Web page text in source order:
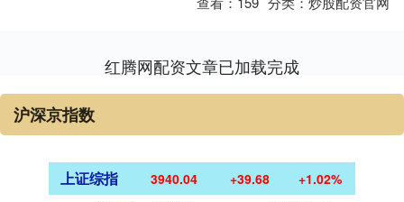
红腾网配资文章已加载完成
沪深京指数
上证综指 3940.04 +39.68 +1.02%